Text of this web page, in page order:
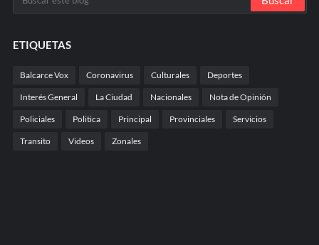
ETIQUETAS
Balcarce Vox Coronavirus Culturales Deportes
Interés General La Ciudad Nacionales Nota de Opinión
Policiales Politica Principal Provinciales Servicios
Transito Videos Zonales